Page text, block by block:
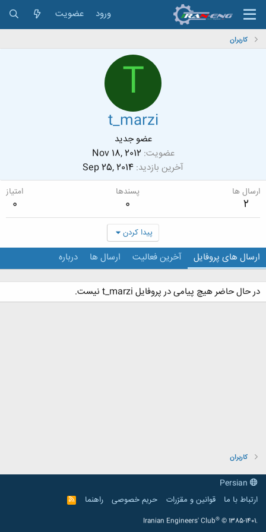
ورود عضویت
کاربران
T
t_marzi
عضو جدید
عضویت Nov 18, 2012
آخرین بازدید Sep 25, 2014
ارسال ها
2
پسندها
0
امتیاز
0
پیدا کردن
ارسال های پروفایل آخرین فعالیت ارسال ها درباره
در حال حاضر هیچ پیامی در پروفایل t_marzi نیست.
کاربران
ارتباط با ما
قوانین و مقرّرات حریم خصوصی راهنما
R
S
Iranian Engineers' Club® © 1385-1401.